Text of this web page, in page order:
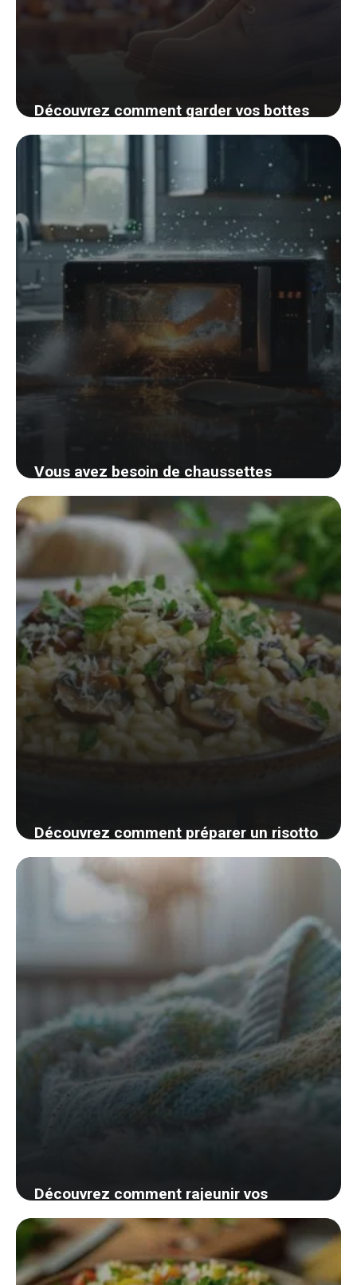
Découvrez comment garder vos bottes
parfaitement droites sans effort
4 septembre 2024
Vous avez besoin de chaussettes
sèches rapidement? Découvrez cette
astuce surprenante qui changera votre
quotidien
3 septembre 2024
Découvrez comment préparer un risotto
aux champignons savoureux sans vous
Découvrez comment rajeunir vos
vêtements préférés avec un simple
rasoir anti-bouloches
29 août 2024